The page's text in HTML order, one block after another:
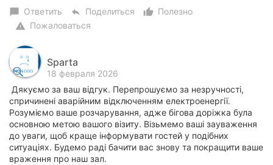
chat_bubble Ответить reply Поделиться thumb_up_alt
Полезно
warning Пожаловаться
Sparta
18 февраля 2026
Дякуємо за ваш відгук. Перепрошуємо за незручності,
спричинені аварійним відключенням електроенергії.
Розуміємо ваше розчарування, адже бігова доріжка була
основною метою вашого візиту. Візьмемо ваші зауваження
до уваги, щоб краще інформувати гостей у подібних
ситуаціях. Будемо раді бачити вас знову та покращити ваше
враження про наш зал.